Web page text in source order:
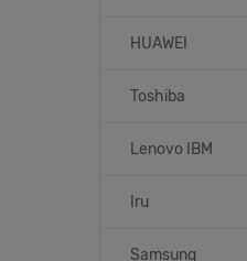
HUAWEI
Toshiba
Lenovo IBM
Iru
Samsung